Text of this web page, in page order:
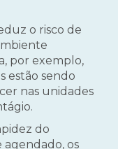
o risco de
por exemplo,
estão sendo
nas unidades
do
os